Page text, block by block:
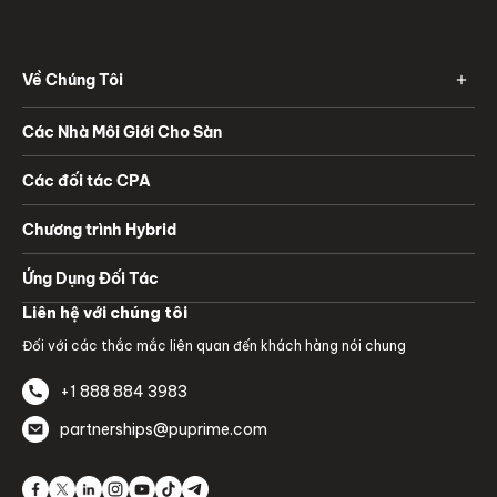
Liên hệ với chúng tôi
Đối với các thắc mắc liên quan đến khách hàng nói chung
+1 888 884 3983
partnerships@puprime.com
Về Chúng Tôi
Các Nhà Môi Giới Cho Sàn
Các đối tác CPA
Chương trình Hybrid
Ứng Dụng Đối Tác